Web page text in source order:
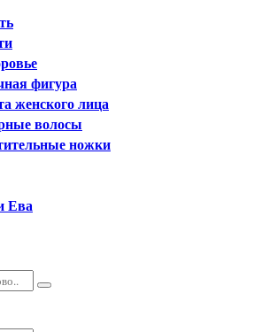
фигура
женского лица
волосы
ножки
Ева
Поиск